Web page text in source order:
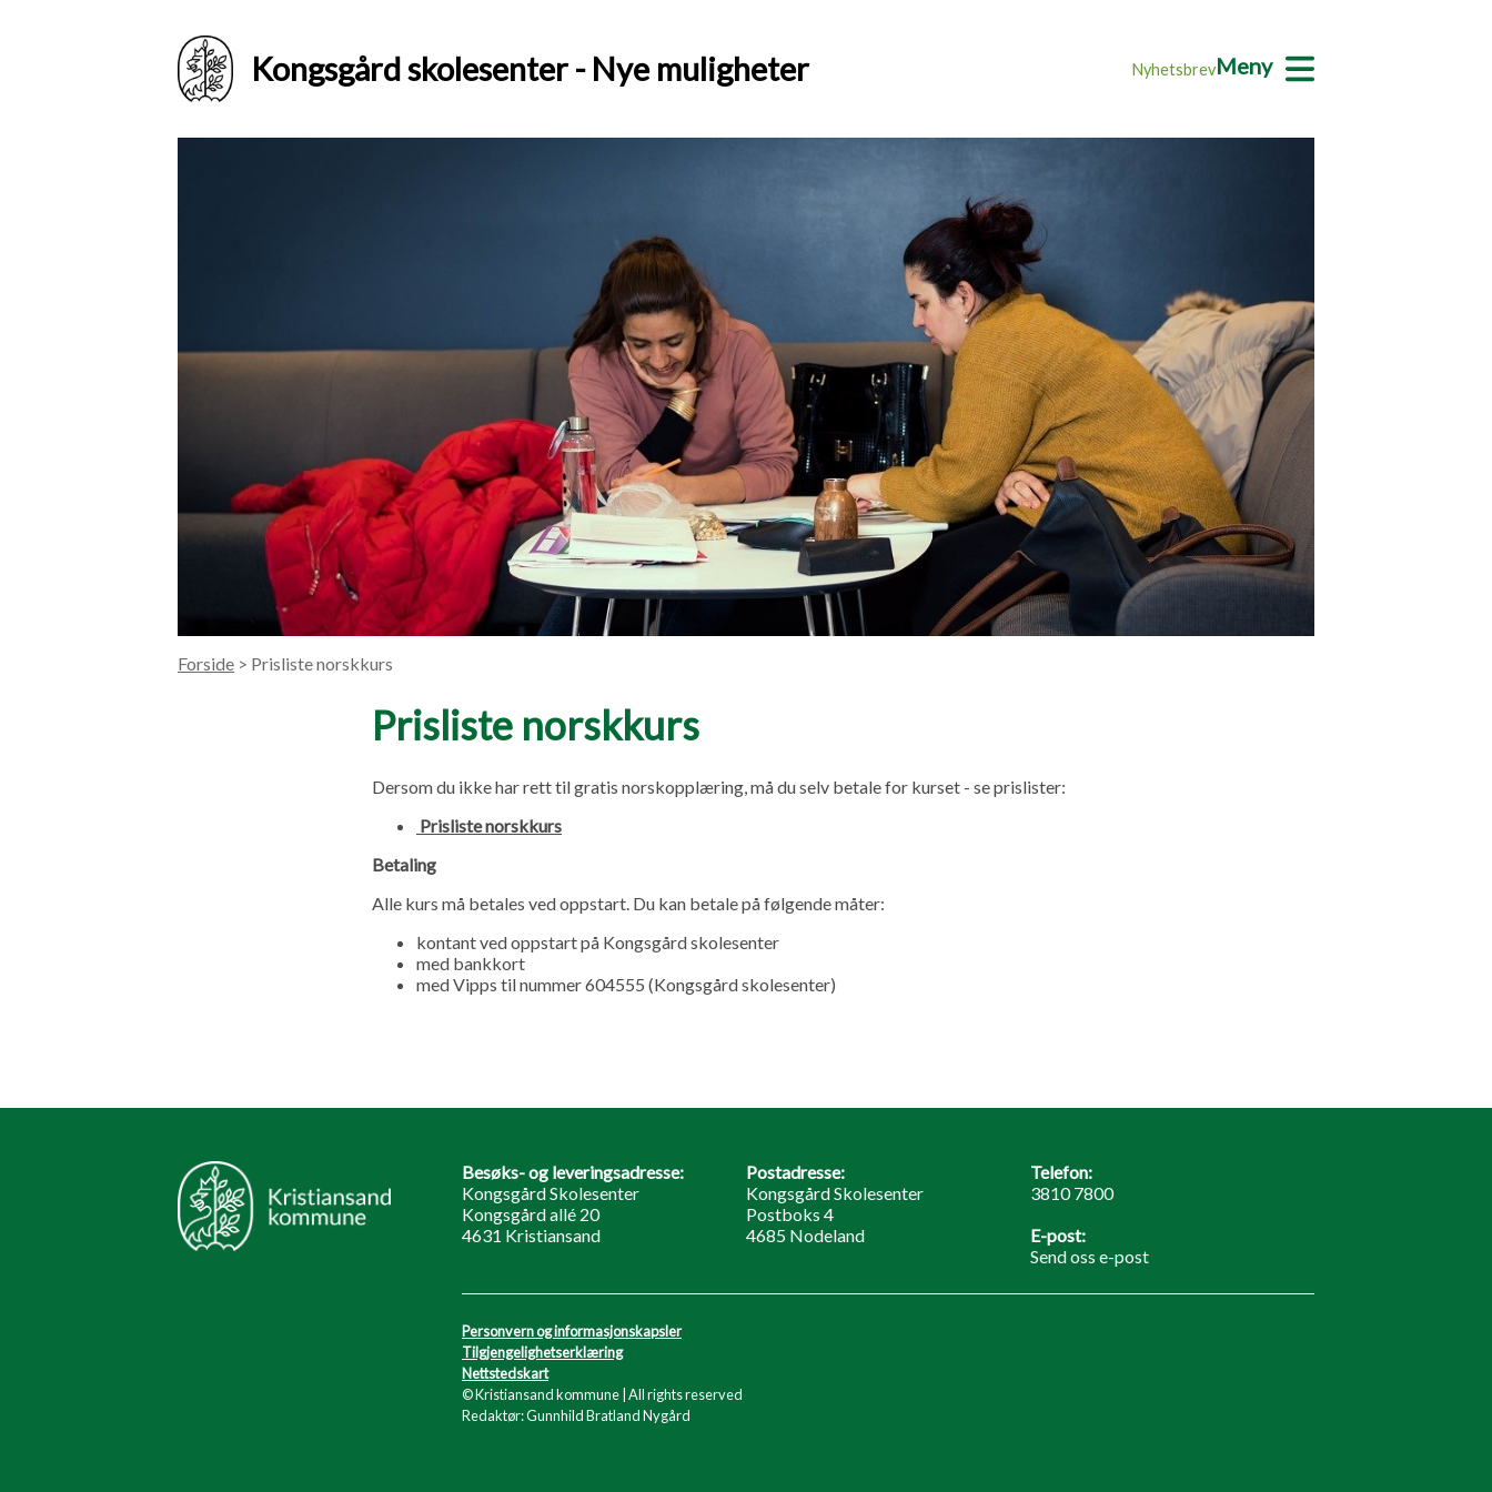
Kongsgård skolesenter - Nye muligheter NyhetsbrevMeny
Forside > Prisliste norskkurs
Prisliste norskkurs
Dersom du ikke har rett til gratis norskopplæring, må du selv betale for kurset - se prislister:
Prisliste norskkurs
Betaling
Alle kurs må betales ved oppstart. Du kan betale på følgende måter:
kontant ved oppstart på Kongsgård skolesenter
med bankkort
med Vipps til nummer 604555 (Kongsgård skolesenter)
Besøks- og leveringsadresse:
Kongsgård Skolesenter
Kongsgård allé 20
4631 Kristiansand
Postadresse:
Kongsgård Skolesenter
Postboks 4
4685 Nodeland
Telefon:
3810 7800
E-post:
Send oss e-post
Personvern og informasjonskapsler
Tilgjengelighetserklæring
Nettstedskart
© Kristiansand kommune | All rights reserved
Redaktør: Gunnhild Bratland Nygård